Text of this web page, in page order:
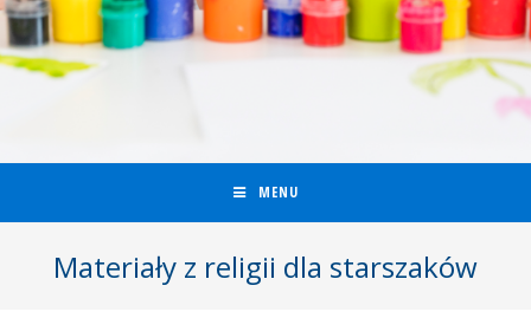
MENU
Materiały z religii dla starszaków